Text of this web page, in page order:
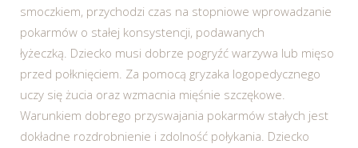
smoczkiem, przychodzi czas na stopniowe wprowadzanie
pokarmów o stałej konsystencji, podawanych
łyżeczką. Dziecko musi dobrze pogryźć warzywa lub mięso
przed połknięciem. Za pomocą gryzaka logopedycznego
uczy się żucia oraz wzmacnia mięśnie szczękowe.
Warunkiem dobrego przyswajania pokarmów stałych jest
dokładne rozdrobnienie i zdolność połykania. Dziecko